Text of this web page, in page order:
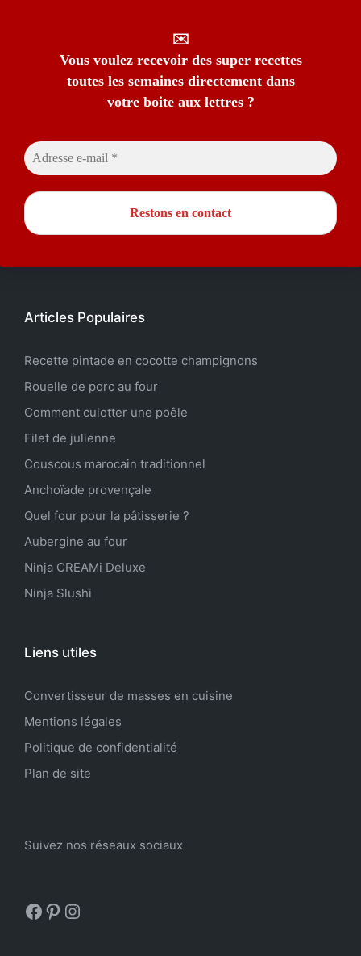
✉️
Vous voulez recevoir des super recettes
toutes les semaines directement dans
votre boite aux lettres ?
Articles Populaires
Recette pintade en cocotte champignons
Rouelle de porc au four
Comment culotter une poêle
Filet de julienne
Couscous marocain traditionnel
Anchoïade provençale
Quel four pour la pâtisserie ?
Aubergine au four
Ninja CREAMi Deluxe
Ninja Slushi
Liens utiles
Convertisseur de masses en cuisine
Mentions légales
Politique de confidentialité
Plan de site
Suivez nos réseaux sociaux
Facebook
Pinterest
Instagram